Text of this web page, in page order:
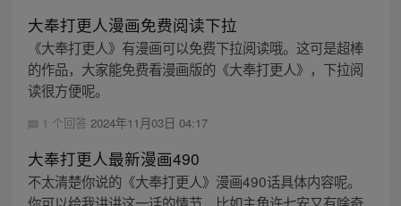
大奉打更人漫画免费阅读下拉
《大奉打更人》有漫画可以免费下拉阅读哦。这可是超棒
的作品，大家能免费看漫画版的《大奉打更人》，下拉阅
读很方便呢。
1 个回答 2024年11月03日 04:17
大奉打更人最新漫画490
不太清楚你说的《大奉打更人》漫画490话具体内容呢。